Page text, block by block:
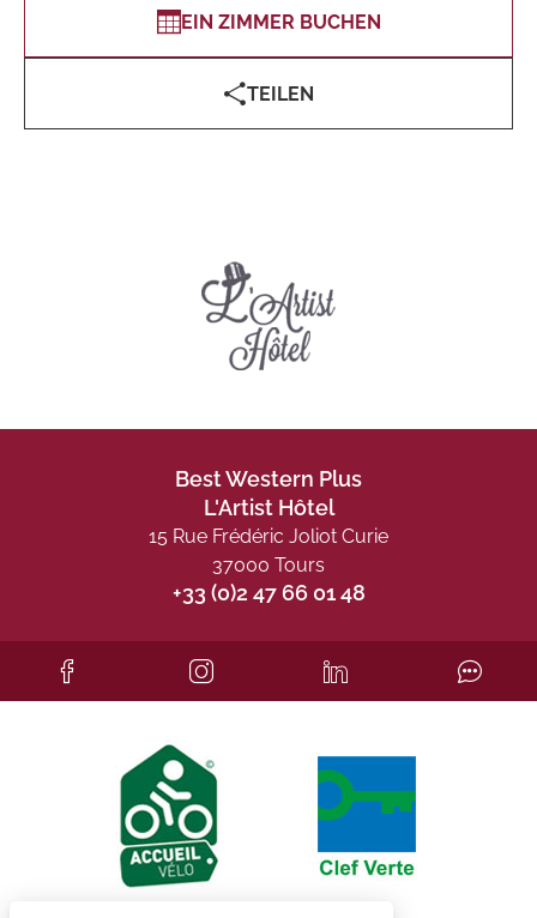
EIN ZIMMER BUCHEN
TEILEN
Best Western Plus
L'Artist Hôtel
15 Rue Frédéric Joliot Curie
37000 Tours
+33 (0)2 47 66 01 48